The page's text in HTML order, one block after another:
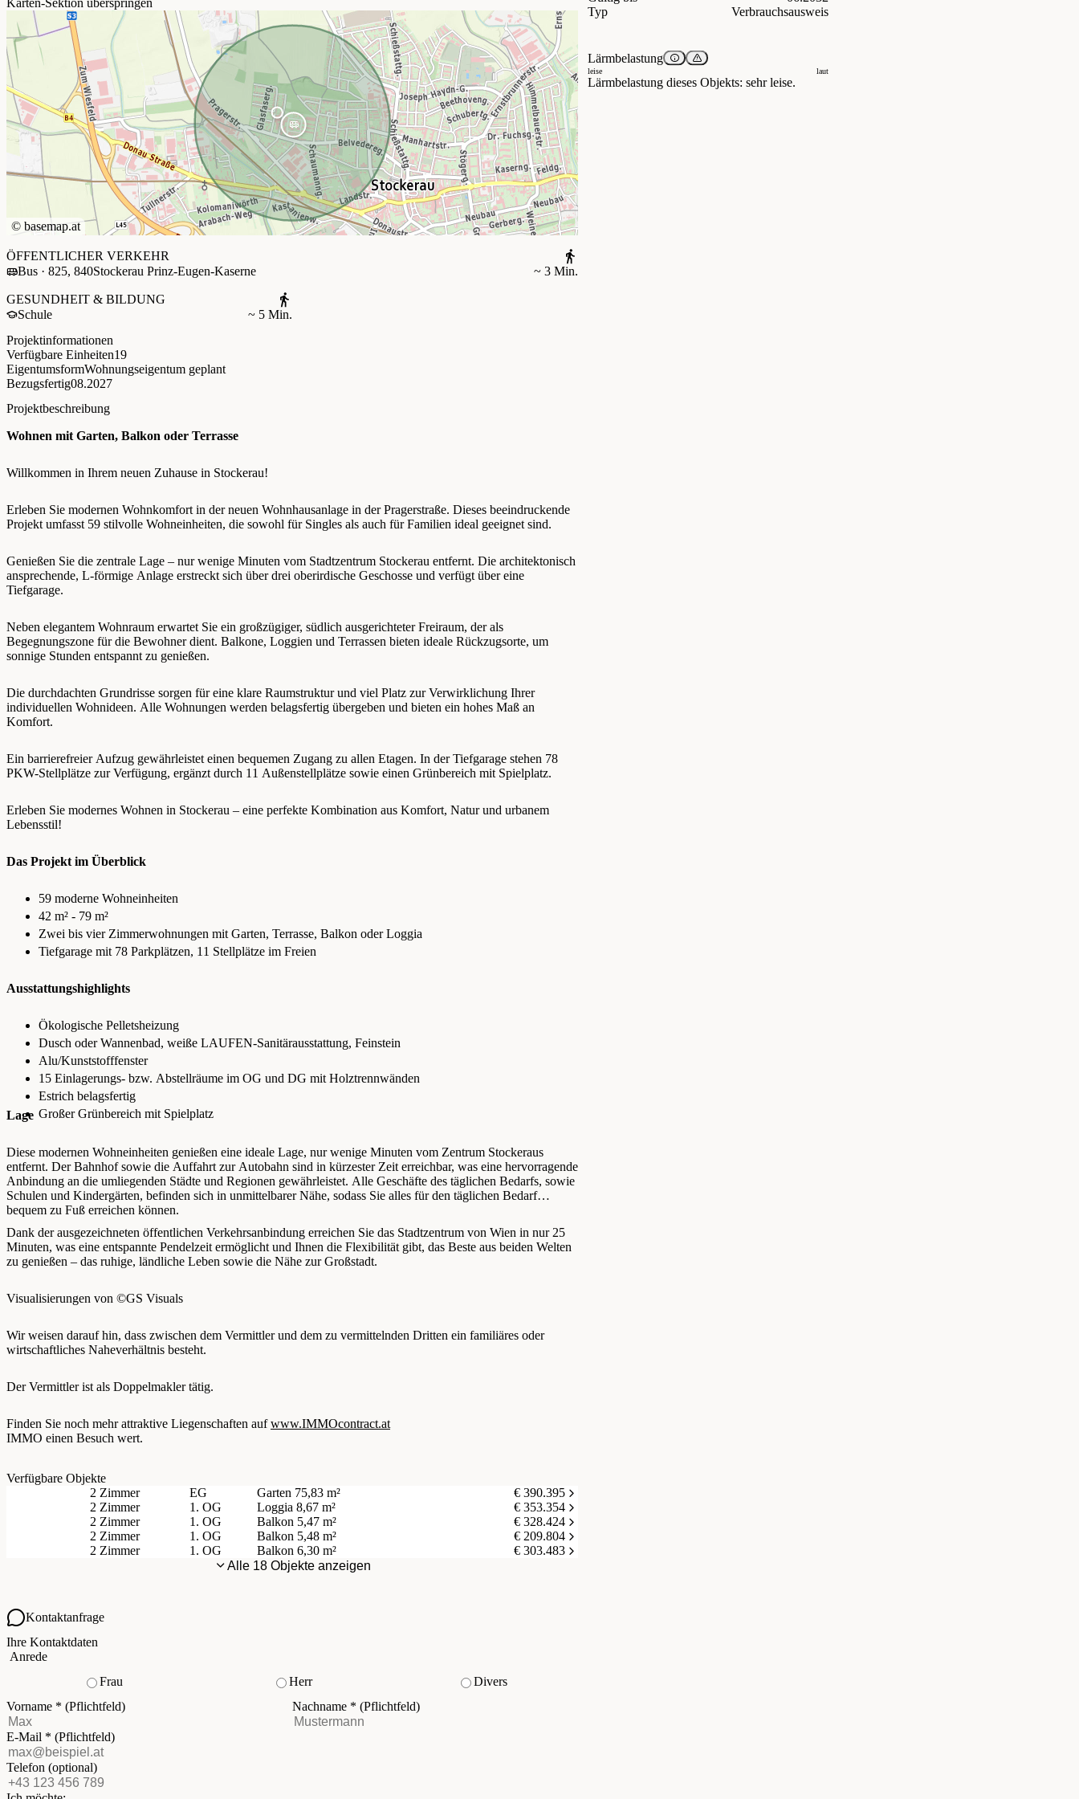
Karten-Sektion überspringen
+
−
© basemap.at
ÖFFENTLICHER VERKEHR
Bus · 825, 840Stockerau Prinz-Eugen-Kaserne ~ 3 Min.
GESUNDHEIT & BILDUNG
Schule
~ 5 Min.
Projektinformationen
Verfügbare Einheiten19
EigentumsformWohnungseigentum geplant
Bezugsfertig08.2027
Projektbeschreibung
Wohnen mit Garten, Balkon oder Terrasse
Willkommen in Ihrem neuen Zuhause in Stockerau!
Erleben Sie modernen Wohnkomfort in der neuen Wohnhausanlage in der Pragerstraße. Dieses beeindruckende
Projekt umfasst 59 stilvolle Wohneinheiten, die sowohl für Singles als auch für Familien ideal geeignet sind.
Genießen Sie die zentrale Lage – nur wenige Minuten vom Stadtzentrum Stockerau entfernt. Die architektonisch
ansprechende, L-förmige Anlage erstreckt sich über drei oberirdische Geschosse und verfügt über eine
Tiefgarage.
Neben elegantem Wohnraum erwartet Sie ein großzügiger, südlich ausgerichteter Freiraum, der als
Begegnungszone für die Bewohner dient. Balkone, Loggien und Terrassen bieten ideale Rückzugsorte, um
sonnige Stunden entspannt zu genießen.
Die durchdachten Grundrisse sorgen für eine klare Raumstruktur und viel Platz zur Verwirklichung Ihrer
individuellen Wohnideen. Alle Wohnungen werden belagsfertig übergeben und bieten ein hohes Maß an
Komfort.
Ein barrierefreier Aufzug gewährleistet einen bequemen Zugang zu allen Etagen. In der Tiefgarage stehen 78
PKW-Stellplätze zur Verfügung, ergänzt durch 11 Außenstellplätze sowie einen Grünbereich mit Spielplatz.
Erleben Sie modernes Wohnen in Stockerau – eine perfekte Kombination aus Komfort, Natur und urbanem
Lebensstil!
Das Projekt im Überblick
59 moderne Wohneinheiten
42 m² - 79 m²
Zwei bis vier Zimmerwohnungen mit Garten, Terrasse, Balkon oder Loggia
Tiefgarage mit 78 Parkplätzen, 11 Stellplätze im Freien
Ausstattungshighlights
Ökologische Pelletsheizung
Dusch oder Wannenbad, weiße LAUFEN-Sanitärausstattung, Feinstein
Alu/Kunststofffenster
15 Einlagerungs- bzw. Abstellräume im OG und DG mit Holztrennwänden
Estrich belagsfertig
Großer Grünbereich mit Spielplatz
Lage
Diese modernen Wohneinheiten genießen eine ideale Lage, nur wenige Minuten vom Zentrum Stockeraus
entfernt. Der Bahnhof sowie die Auffahrt zur Autobahn sind in kürzester Zeit erreichbar, was eine hervorragende
Anbindung an die umliegenden Städte und Regionen gewährleistet. Alle Geschäfte des täglichen Bedarfs, sowie
Schulen und Kindergärten, befinden sich in unmittelbarer Nähe, sodass Sie alles für den täglichen Bedarf
bequem zu Fuß erreichen können.
Dank der ausgezeichneten öffentlichen Verkehrsanbindung erreichen Sie das Stadtzentrum von Wien in nur 25
Minuten, was eine entspannte Pendelzeit ermöglicht und Ihnen die Flexibilität gibt, das Beste aus beiden Welten
zu genießen – das ruhige, ländliche Leben sowie die Nähe zur Großstadt.
Visualisierungen von ©GS Visuals
Wir weisen darauf hin, dass zwischen dem Vermittler und dem zu vermittelnden Dritten ein familiäres oder
wirtschaftliches Naheverhältnis besteht.
Der Vermittler ist als Doppelmakler tätig.
Finden Sie noch mehr attraktive Liegenschaften aufwww.IMMOcontract.at
IMMO einen Besuch wert.
Verfügbare Objekte
2 Zimmer
EG Garten 75,83 m²
€ 390.395
2 Zimmer
1. OG Loggia 8,67 m²
€ 353.354
2 Zimmer
1. OG Balkon 5,47 m²
€ 328.424
2 Zimmer
1. OG Balkon 5,48 m²
€ 209.804
2 Zimmer
1. OG Balkon 6,30 m²
€ 303.483
Alle 18 Objekte anzeigen
Typ
Verbrauchsausweis
Lärmbelastung
leise laut
Lärmbelastung dieses Objekts: sehr leise.
Kontaktanfrage
Ihre Kontaktdaten
Anrede
Frau
Herr
Divers
Vorname * (Pflichtfeld) Nachname * (Pflichtfeld)
E-Mail * (Pflichtfeld)
Telefon (optional)